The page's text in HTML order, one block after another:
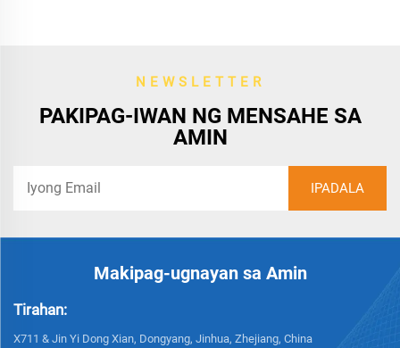
NEWSLETTER
PAKIPAG-IWAN NG MENSAHE SA
AMIN
Makipag-ugnayan sa Amin
Tirahan:
X711 & Jin Yi Dong Xian, Dongyang, Jinhua, Zhejiang, China